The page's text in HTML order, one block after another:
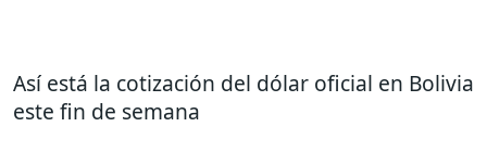
Así está la cotización del dólar oficial en Bolivia
este fin de semana